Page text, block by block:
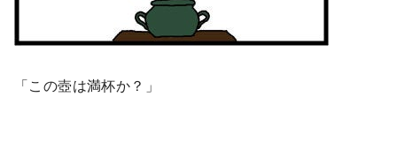
「この壺は満杯か？」